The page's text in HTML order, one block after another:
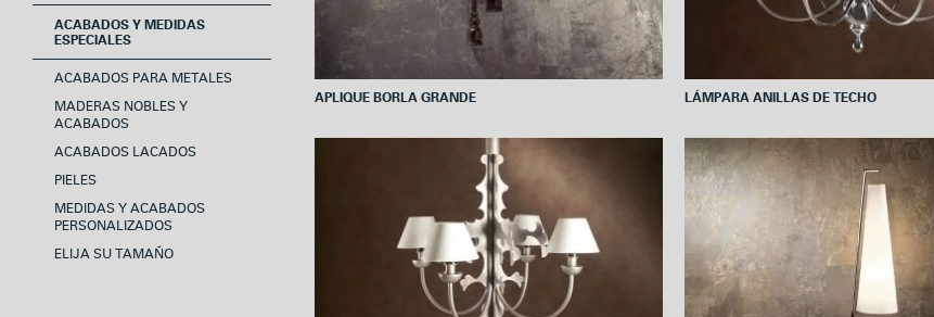
APLIQUE BORLA GRANDE LÁMPARA ANILLAS DE TECHO
ACABADOS Y MEDIDAS
ESPECIALES
ACABADOS PARA METALES
MADERAS NOBLES Y
ACABADOS
ACABADOS LACADOS
PIELES
MEDIDAS Y ACABADOS
PERSONALIZADOS
ELIJA SU TAMAÑO